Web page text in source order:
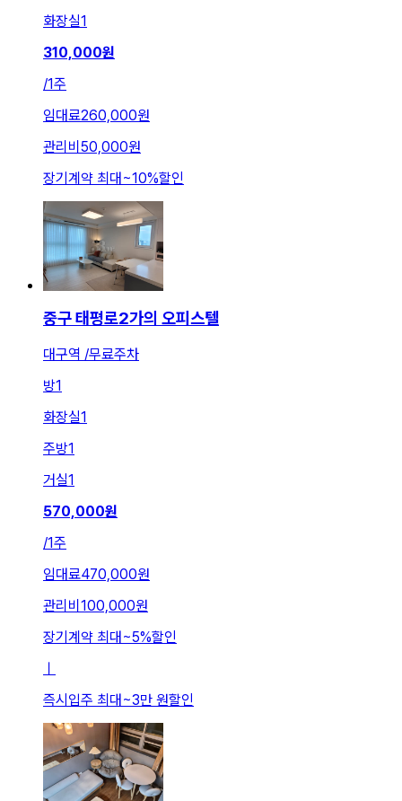
화장실1
310,000원
/1주
임대료260,000원
관리비 50,000원
장기계약 최대 ~10%할인
중구 태평로2가의 오피스텔
대구역 /무료주차
방1
화장실1
주방1
거실1
570,000원
/1주
임대료470,000원
관리비 100,000원
장기계약 최대~5%할인
ㅣ
즉시입주 최대~3만 원할인